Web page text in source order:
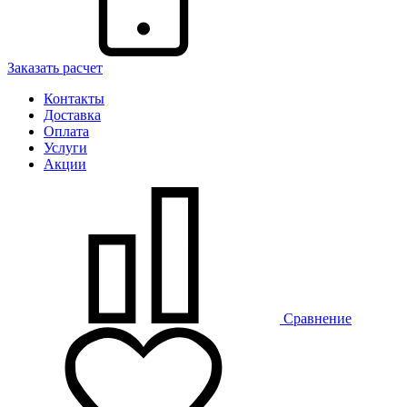
Заказать расчет
Контакты
Доставка
Оплата
Услуги
Акции
Сравнение